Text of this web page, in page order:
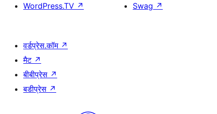
WordPress.TV ↗
Swag ↗
वर्डप्रेस.कॉम ↗
मैट ↗
बीबीप्रेस ↗
बडीप्रेस ↗